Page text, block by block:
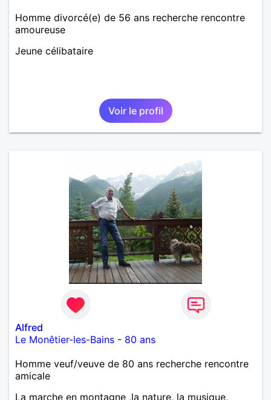
Homme divorcé(e) de 56 ans recherche rencontre
amoureuse
Jeune célibataire
Voir le profil
Alfred
Le Monêtier-les-Bains - 80 ans
Homme veuf/veuve de 80 ans recherche rencontre
amicale
La marche en montagne ,la nature, la musique,